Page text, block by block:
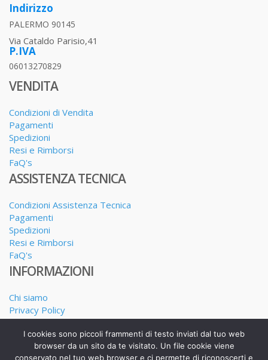
Indirizzo
PALERMO 90145
Via Cataldo Parisio,41
P.IVA
06013270829
VENDITA
Condizioni di Vendita
Pagamenti
Spedizioni
Resi e Rimborsi
FaQ's
ASSISTENZA TECNICA
Condizioni Assistenza Tecnica
Pagamenti
Spedizioni
Resi e Rimborsi
FaQ's
INFORMAZIONI
Chi siamo
Privacy Policy
Dove siamo
I nostri Servizi
I cookies sono piccoli frammenti di testo inviati dal tuo web
browser da un sito da te visitato. Un file cookie viene
conservato nel tuo web browser e ci permette di riconoscerti e